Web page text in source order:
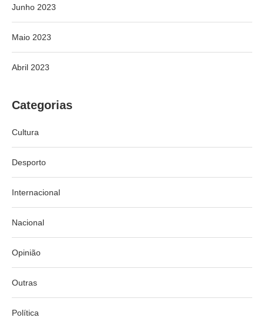
Junho 2023
Maio 2023
Abril 2023
Categorias
Cultura
Desporto
Internacional
Nacional
Opinião
Outras
Política